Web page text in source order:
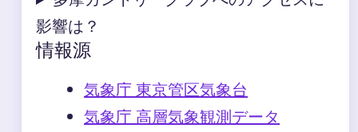
影響は？
情報源
気象庁 東京管区気象台
気象庁 高層気象観測データ